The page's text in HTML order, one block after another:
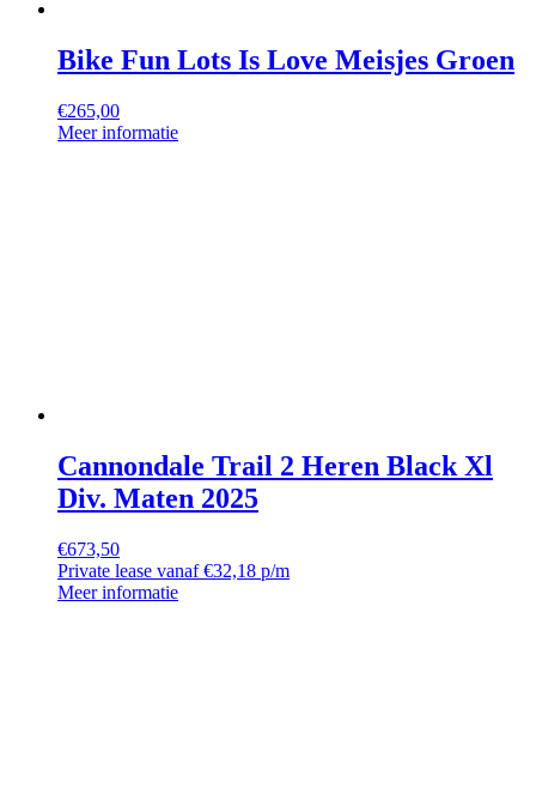
Bike Fun Lots Is Love Meisjes Groen
€265,00
Meer informatie
Cannondale Trail 2 Heren Black Xl
Div. Maten 2025
€673,50
Private lease vanaf €32,18 p/m
Meer informatie